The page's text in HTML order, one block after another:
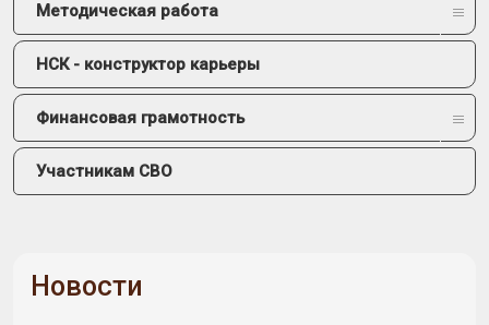
Методическая работа
НСК - конструктор карьеры
Финансовая грамотность
Участникам СВО
Новости